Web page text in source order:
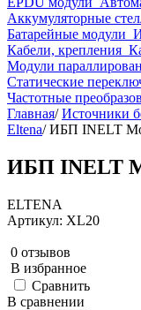
Аккумуляторные
Батарейные модули
Кабели, крепления
Модули
Статические
Частотные
Главная/ Источники
Eltena/ ИБП INELT
ИБП INELT
ELTENA
Артикул: XL20
0 отзывов
В избранное
Сравнить
В сравнении